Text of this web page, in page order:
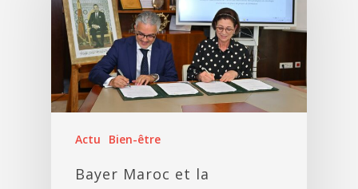
Actu Bien-être
Bayer Maroc et la